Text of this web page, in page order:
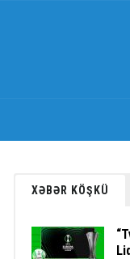
XƏBƏR KÖŞKÜ